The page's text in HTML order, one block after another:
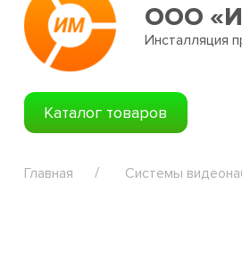
ООО
Инсталляция
Каталог товаров
Главная Системы